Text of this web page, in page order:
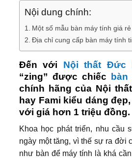
Nội dung chính:
Một số mẫu bàn máy tính giá
Địa chỉ cung cấp bàn máy tính
Đến với Nội thất Đức
“zing” được chiếc bàn
chính hãng của Nội
hay Fami kiểu dáng
với giá hơn 1 triệu đồng.
Khoa học phát triển, nhu cầu
ngày một tăng, vì thế sự ra đời
như bàn để máy tính là khá